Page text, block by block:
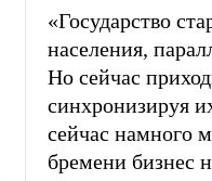
«Государство
населения,
Но сейчас
синхронизируя
сейчас намного
бремени бизнес